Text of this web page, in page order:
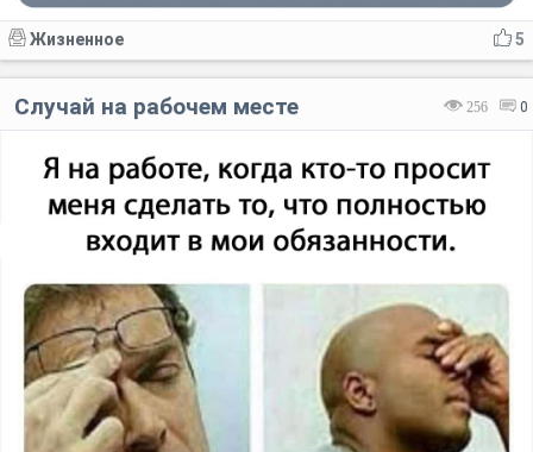
5
Жизненное
256 0
Случай на рабочем месте